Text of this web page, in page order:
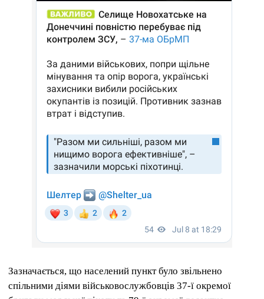
Зазначається, що населений пункт було звільнено
спільними діями військовослужбовців 37-ї окремої